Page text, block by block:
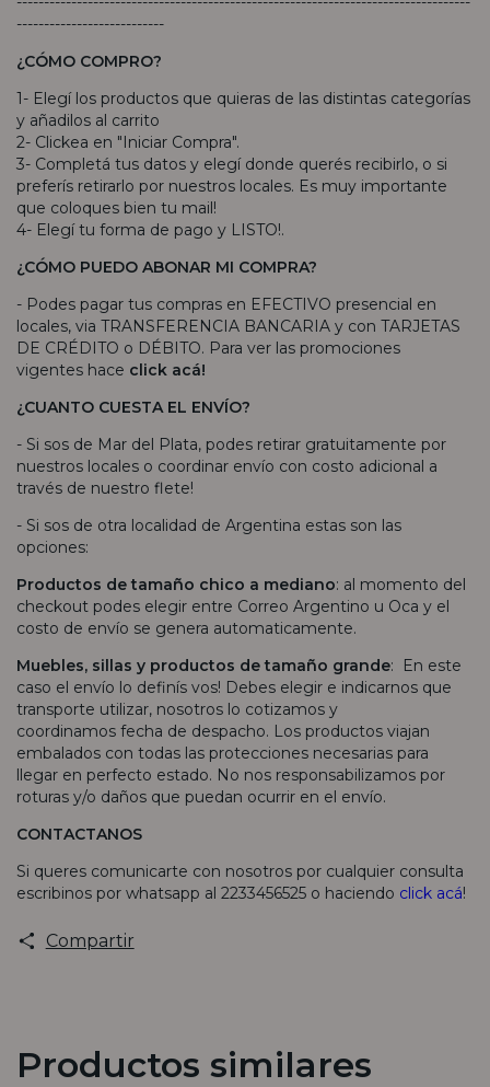
---------------------------
¿CÓMO COMPRO?
1- Elegí los productos que quieras de las distintas categorías
y añadilos al carrito
2- Clickea en "Iniciar Compra".
3- Completá tus datos y elegí donde querés recibirlo, o si
preferís retirarlo por nuestros locales. Es muy importante
que coloques bien tu mail!
4- Elegí tu forma de pago y LISTO!.
¿CÓMO PUEDO ABONAR MI COMPRA?
- Podes pagar tus compras en EFECTIVO presencial en
locales, via TRANSFERENCIA BANCARIA y con TARJETAS
DE CRÉDITO o DÉBITO. Para ver las promociones
vigentes hace click acá!
¿CUANTO CUESTA EL ENVÍO?
- Si sos de Mar del Plata, podes retirar gratuitamente por
nuestros locales o coordinar envío con costo adicional a
través de nuestro flete!
- Si sos de otra localidad de Argentina estas son las
opciones:
Productos de tamaño chico a mediano: al momento del
checkout podes elegir entre Correo Argentino u Oca y el
costo de envío se genera automaticamente.
Muebles, sillas y productos de tamaño grande: En este
caso el envío lo definís vos! Debes elegir e indicarnos que
transporte utilizar, nosotros lo cotizamos y
coordinamos fecha de despacho. Los productos viajan
embalados con todas las protecciones necesarias para
llegar en perfecto estado. No nos responsabilizamos por
roturas y/o daños que puedan ocurrir en el envío.
CONTACTANOS
Si queres comunicarte con nosotros por cualquier consulta
escribinos por whatsapp al 2233456525 o haciendo click acá!
Compartir
Productos similares